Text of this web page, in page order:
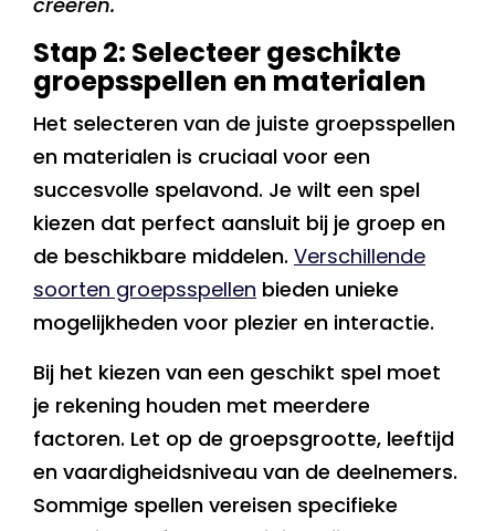
Stap 2: Selecteer geschikte
groepsspellen en materialen
Het selecteren van de juiste groepsspellen
en materialen is cruciaal voor een
succesvolle spelavond. Je wilt een spel
kiezen dat perfect aansluit bij je groep en
de beschikbare middelen. Verschillende
soorten groepsspellen bieden unieke
mogelijkheden voor plezier en interactie.
Bij het kiezen van een geschikt spel moet
je rekening houden met meerdere
factoren. Let op de groepsgrootte, leeftijd
en vaardigheidsniveau van de deelnemers.
Sommige spellen vereisen specifieke